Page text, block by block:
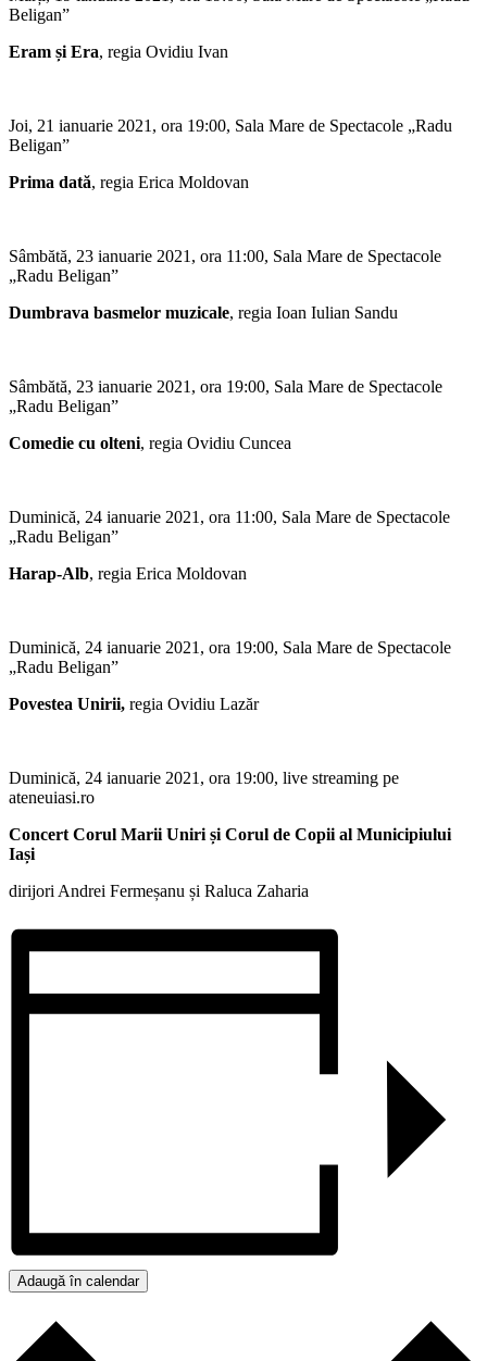
Beligan”
Eram și Era, regia Ovidiu Ivan
Joi, 21 ianuarie 2021, ora 19:00, Sala Mare de Spectacole „Radu
Beligan”
Prima dată, regia Erica Moldovan
Sâmbătă, 23 ianuarie 2021, ora 11:00, Sala Mare de Spectacole
„Radu Beligan”
Dumbrava basmelor muzicale, regia Ioan Iulian Sandu
Sâmbătă, 23 ianuarie 2021, ora 19:00, Sala Mare de Spectacole
„Radu Beligan”
Comedie cu olteni, regia Ovidiu Cuncea
Duminică, 24 ianuarie 2021, ora 11:00, Sala Mare de Spectacole
„Radu Beligan”
Harap-Alb, regia Erica Moldovan
Duminică, 24 ianuarie 2021, ora 19:00, Sala Mare de Spectacole
„Radu Beligan”
Povestea Unirii, regia Ovidiu Lazăr
Duminică, 24 ianuarie 2021, ora 19:00, live streaming pe
ateneuiasi.ro
Concert Corul Marii Uniri și Corul de Copii al Municipiului
Iași
dirijori Andrei Fermeșanu și Raluca Zaharia
Adaugă în calendar